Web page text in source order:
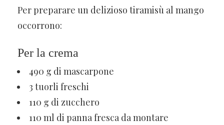
Per preparare un delizioso tiramisù al mango
occorrono:
Per la crema
490 g di mascarpone
3 tuorli freschi
110 g di zucchero
110 ml di panna fresca da montare